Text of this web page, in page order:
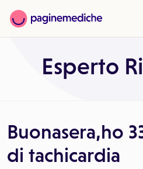
Esperto
Buonasera,ho
di tachicardia